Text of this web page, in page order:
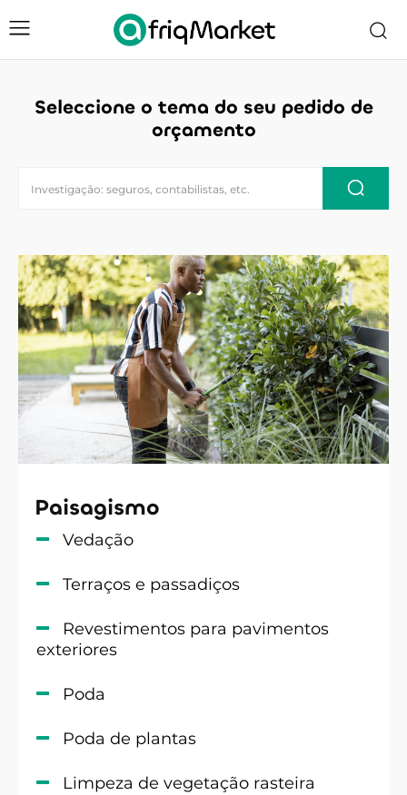
Seleccione o tema do seu pedido de
orçamento
Investigação: seguros, contabilistas, etc.
Paisagismo
Vedação
Terraços e passadiços
Revestimentos para pavimentos
exteriores
Poda
Poda de plantas
Limpeza de vegetação rasteira